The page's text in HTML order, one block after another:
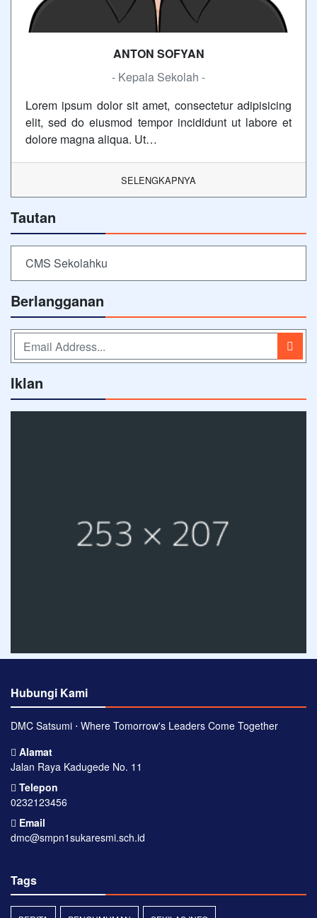
ANTON SOFYAN
- Kepala Sekolah -
Lorem ipsum dolor sit amet, consectetur adipisicing
elit, sed do eiusmod tempor incididunt ut labore et
dolore magna aliqua. Ut…
SELENGKAPNYA
Tautan
CMS Sekolahku
Berlangganan
Iklan
Hubungi Kami
DMC Satsumi ⋅ Where Tomorrow's Leaders Come Together
Alamat
Jalan Raya Kadugede No. 11
Telepon
0232123456
Email
dmc@smpn1sukaresmi.sch.id
Tags